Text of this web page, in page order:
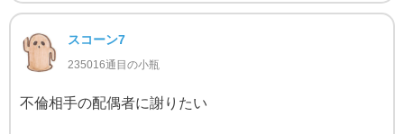
スコーン7
235016通目の小瓶
不倫相手の配偶者に謝りたい